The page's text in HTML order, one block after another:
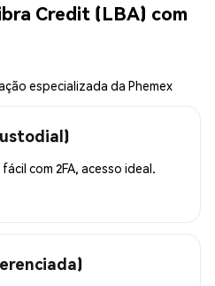
Credit (LBA) com
especializada da Phemex
com 2FA, acesso ideal.